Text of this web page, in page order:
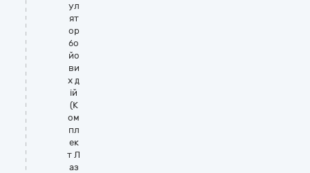
ул
ят
ор
бо
йо
ви
х д
ій
(К
ом
пл
ек
т Л
аз